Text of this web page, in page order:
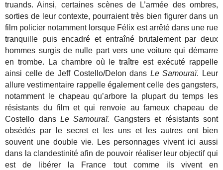
truands. Ainsi, certaines scènes de L’armée des ombres,
sorties de leur contexte, pourraient très bien figurer dans un
film policier notamment lorsque Félix est arrêté dans une rue
tranquille puis encadré et entraîné brutalement par deux
hommes surgis de nulle part vers une voiture qui démarre
en trombe. La chambre où le traître est exécuté rappelle
ainsi celle de Jeff Costello/Delon dans Le Samouraï. Leur
allure vestimentaire rappelle également celle des gangsters,
notamment le chapeau qu’arbore la plupart du temps les
résistants du film et qui renvoie au fameux chapeau de
Costello dans Le Samouraï. Gangsters et résistants sont
obsédés par le secret et les uns et les autres ont bien
souvent une double vie. Les personnages vivent ici aussi
dans la clandestinité afin de pouvoir réaliser leur objectif qui
est de libérer la France tout comme ils vivent en